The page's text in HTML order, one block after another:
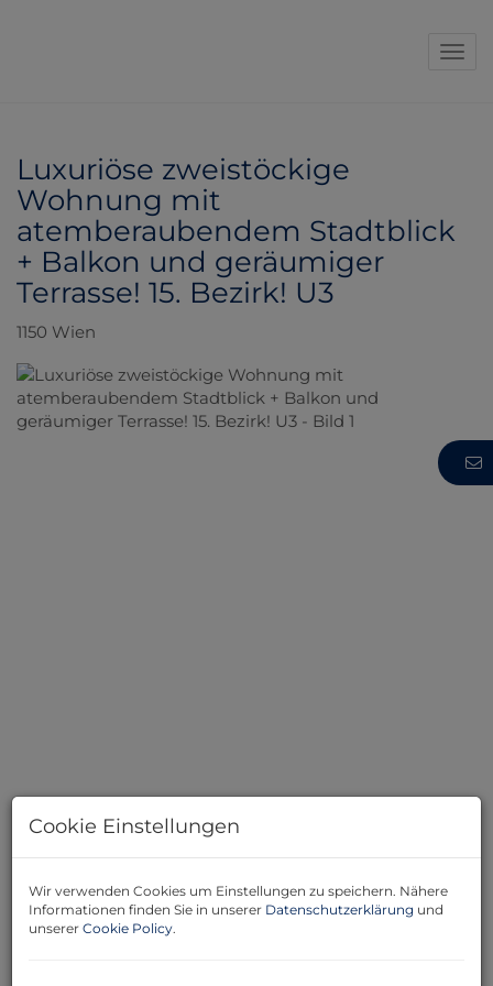
Luxuriöse zweistöckige
Wohnung mit
atemberaubendem Stadtblick
+ Balkon und geräumiger
Terrasse! 15. Bezirk! U3
1150 Wien
Beschreibung
Cookie Einstellungen
Wir verwenden Cookies um Einstellungen zu speichern. Nähere
Informationen finden Sie in unserer Datenschutzerklärung und
unserer Cookie Policy.